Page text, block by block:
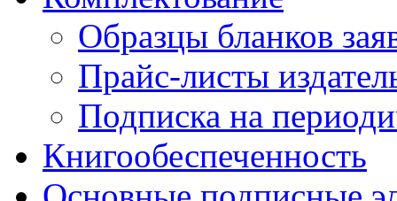
Образцы бланков
Прайс-листы
Подписка на
Книгообеспеченность